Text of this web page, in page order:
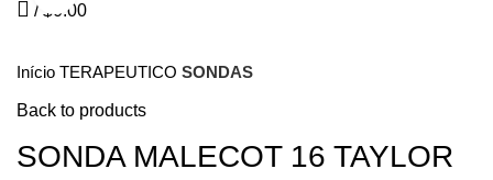
/ $0.00
Início TERAPEUTICO SONDAS
Back to products
SONDA MALECOT 16 TAYLOR